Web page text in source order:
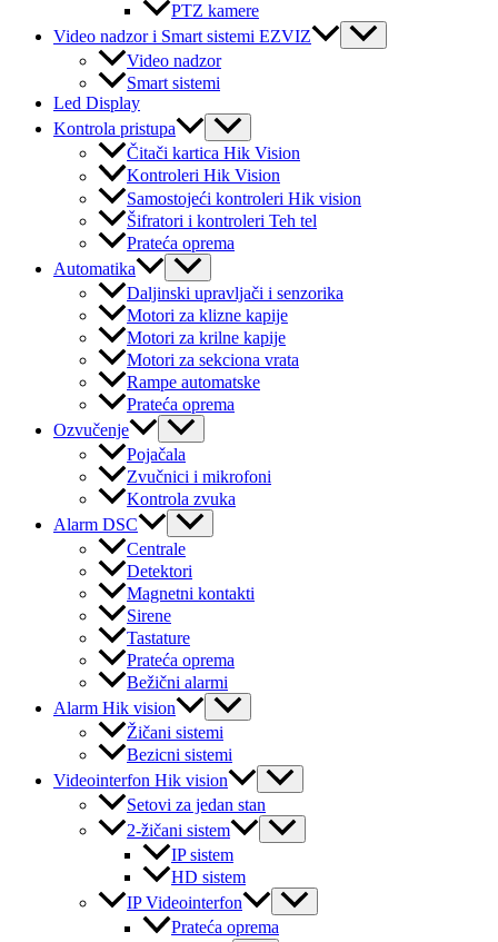
PTZ kamere
Video nadzor i Smart sistemi EZVIZ
Menu
Toggle
Video nadzor
Smart sistemi
Led Display
Kontrola pristupa
Menu
Toggle
Čitači kartica Hik Vision
Kontroleri Hik Vision
Samostojeći kontroleri Hik vision
Šifratori i kontroleri Teh tel
Prateća oprema
Automatika
Menu
Toggle
Daljinski upravljači i senzorika
Motori za klizne kapije
Motori za krilne kapije
Motori za sekciona vrata
Rampe automatske
Prateća oprema
Ozvučenje
Menu
Toggle
Pojačala
Zvučnici i mikrofoni
Kontrola zvuka
Alarm DSC
Menu
Toggle
Centrale
Detektori
Magnetni kontakti
Sirene
Tastature
Prateća oprema
Bežični alarmi
Alarm Hik vision
Menu
Toggle
Žičani sistemi
Bezicni sistemi
Videointerfon Hik vision
Menu
Toggle
Setovi za jedan stan
2-žičani sistem
Menu
Toggle
IP sistem
HD sistem
IP Videointerfon
Menu
Toggle
Prateća oprema